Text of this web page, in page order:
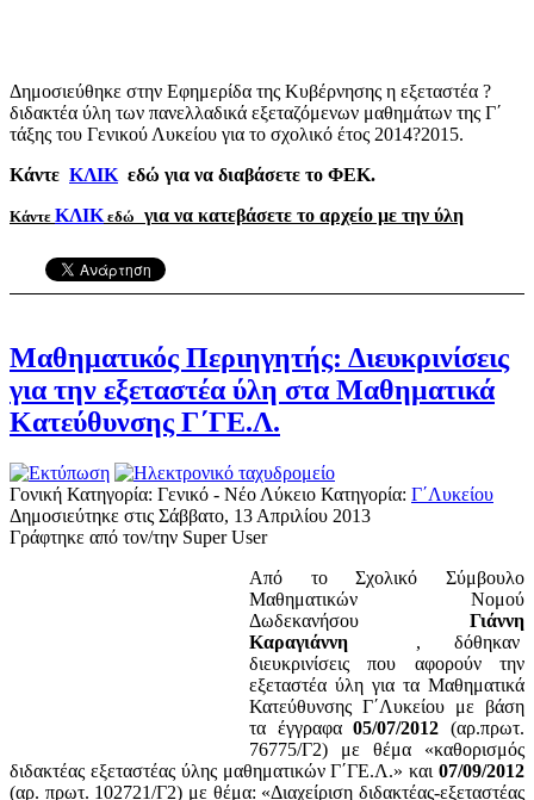
Δημοσιεύθηκε στην Εφημερίδα της Κυβέρνησης η εξεταστέα ?
διδακτέα ύλη των πανελλαδικά εξεταζόμενων μαθημάτων της Γ΄
τάξης του Γενικού Λυκείου για το σχολικό έτος 2014?2015.
Κάντε ΚΛΙΚ εδώ για να διαβάσετε το ΦΕΚ.
Κάντε ΚΛΙΚεδώ για να κατεβάσετε το αρχείο με την ύλη
Μαθηματικός Περιηγητής: Διευκρινίσεις
για την εξεταστέα ύλη στα Μαθηματικά
Κατεύθυνσης Γ΄ΓΕ.Λ.
Γονική Κατηγορία: Γενικό - Νέο Λύκειο Κατηγορία: Γ΄Λυκείου
Δημοσιεύτηκε στις Σάββατο, 13 Απριλίου 2013
Γράφτηκε από τον/την Super User
Από το Σχολικό Σύμβουλο
Μαθηματικών Νομού
Δωδεκανήσου Γιάννη
Καραγιάννη , δόθηκαν
διευκρινίσεις που αφορούν την
εξεταστέα ύλη για τα Μαθηματικά
Κατεύθυνσης Γ΄Λυκείου με βάση
τα έγγραφα05/07/2012 (αρ.πρωτ.
76775/Γ2) με θέμα «καθορισμός
διδακτέας εξεταστέας ύλης μαθηματικών Γ΄ΓΕ.Λ.» και 07/09/2012
(αρ. πρωτ. 102721/Γ2) με θέμα: «Διαχείριση διδακτέας-εξεταστέας